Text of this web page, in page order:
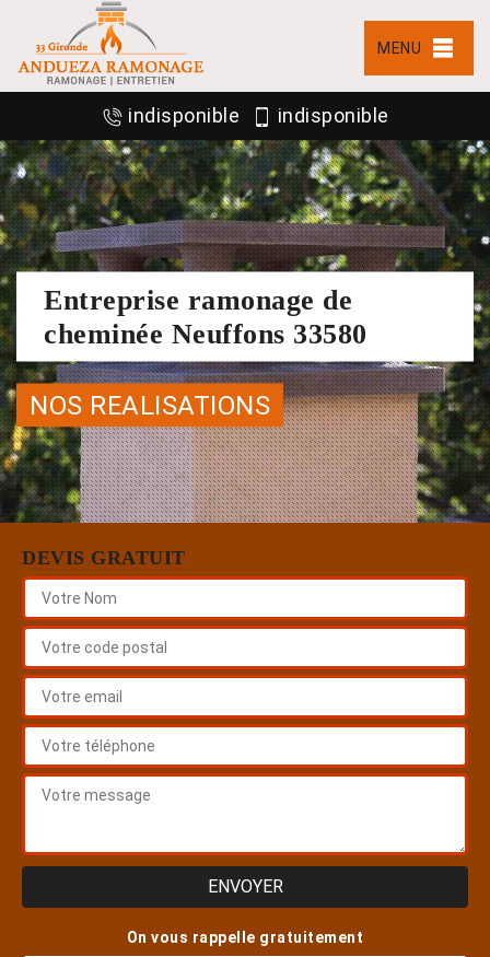
MENU
indisponible indisponible
Entreprise ramonage de
cheminée Neuffons 33580
NOS REALISATIONS
DEVIS GRATUIT
On vous rappelle gratuitement